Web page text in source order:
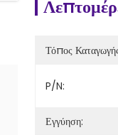
Τόπος
P/N:
Εγγύηση: